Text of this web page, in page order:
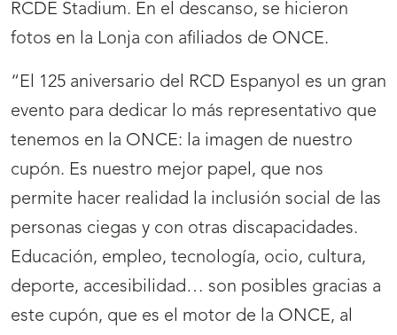
RCDE Stadium. En el descanso, se hicieron
fotos en la Lonja con afiliados de ONCE.
“El 125 aniversario del RCD Espanyol es un gran
evento para dedicar lo más representativo que
tenemos en la ONCE: la imagen de nuestro
cupón. Es nuestro mejor papel, que nos
permite hacer realidad la inclusión social de las
personas ciegas y con otras discapacidades.
Educación, empleo, tecnología, ocio, cultura,
deporte, accesibilidad… son posibles gracias a
este cupón, que es el motor de la ONCE, al